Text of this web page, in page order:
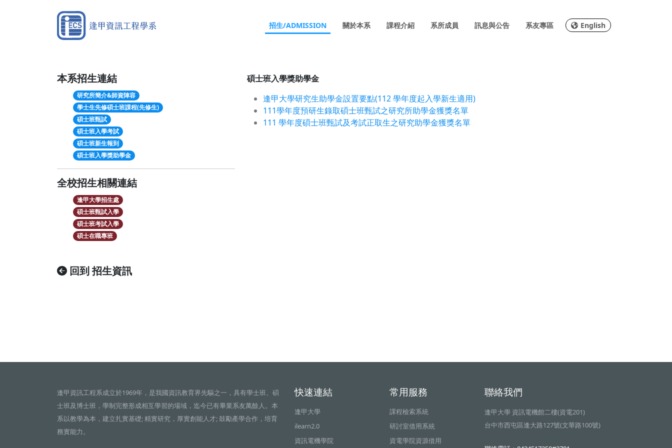
招生/ADMISSION 關於本系 課程介紹 系所成員 訊息與公告 系友專區 English
本系招生連結
研究所簡介&師資陣容
學士生先修碩士班課程(先修生)
碩士班甄試
碩士班入學考試
碩士班新生報到
碩士班入學獎助學金
全校招生相關連結
逢甲大學招生處
碩士班甄試入學
碩士班考試入學
碩士在職專班
回到 招生資訊
碩士班入學獎助學金
逢甲大學研究生助學金設置要點(112 學年度起入學新生適用)
111學年度預研生錄取碩士班甄試之研究所助學金獲獎名單
111 學年度碩士班甄試及考試正取生之研究助學金獲獎名單
逢甲資訊工程系成立於1969年，是我國資訊教育界先驅之一，具有學士班、碩
士班及博士班，學制完整形成相互學習的場域，迄今已有畢業系友萬餘人。本
系以教學為本，建立扎實基礎; 精實研究，厚實創能人才; 鼓勵產學合作，培育
務實能力。
快速連結
逢甲大學
ilearn2.0
資訊電機學院
常用服務
課程檢索系統
研討室借用系統
資電學院資源借用
聯絡我們
逢甲大學 資訊電機館二樓(資電201)
台中市西屯區逢大路127號(文華路100號)